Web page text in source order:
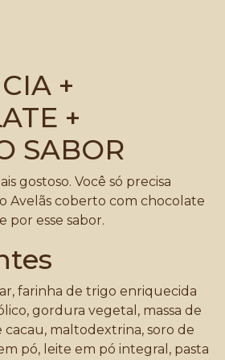
+
+
SABOR
gostoso. Você só precisa
Avelãs coberto com chocolate
por esse sabor.
farinha de trigo enriquecida
gordura vegetal, massa de
cacau, maltodextrina, soro de
pó, leite em pó integral, pasta